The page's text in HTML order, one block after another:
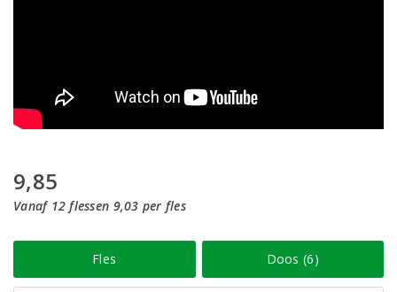
9,85
Vanaf 12 flessen 9,03 per fles
Fles Doos (6)